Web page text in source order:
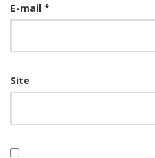
E-mail *
Site